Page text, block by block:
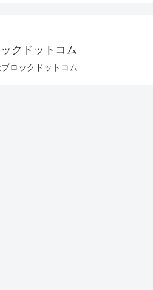
クドットコム
ロックドットコム.